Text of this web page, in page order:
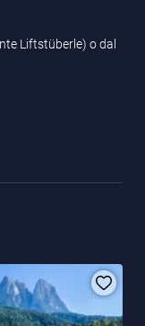
Liftstüberle) o dal